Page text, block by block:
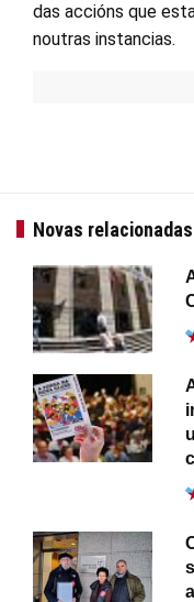
das accións que
noutras instancias.
Novas relacionadas